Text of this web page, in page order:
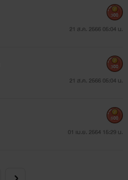
21 ส.ค. 2566 05:04 น.
300
21 ส.ค. 2566 05:04 น.
300
01 เม.ย. 2564 15:29 น.
500